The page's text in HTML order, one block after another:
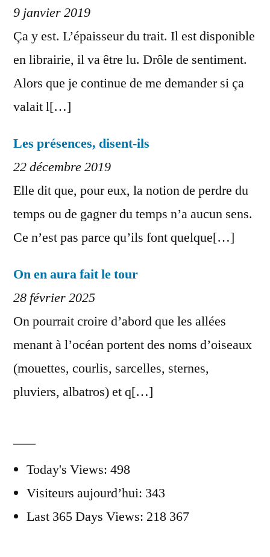
9 janvier 2019
Ça y est. L’épaisseur du trait. Il est disponible
en librairie, il va être lu. Drôle de sentiment.
Alors que je continue de me demander si ça
valait l[…]
Les présences, disent-ils
22 décembre 2019
Elle dit que, pour eux, la notion de perdre du
temps ou de gagner du temps n’a aucun sens.
Ce n’est pas parce qu’ils font quelque[…]
On en aura fait le tour
28 février 2025
On pourrait croire d’abord que les allées
menant à l’océan portent des noms d’oiseaux
(mouettes, courlis, sarcelles, sternes,
pluviers, albatros) et q[…]
Today's Views: 498
Visiteurs aujourd’hui: 343
Last 365 Days Views: 218 367